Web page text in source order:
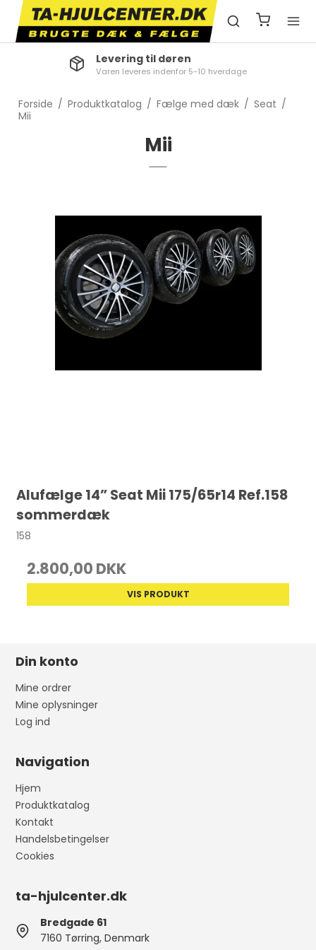
Levering til døren
Varen leveres indenfor 5-10 hverdage
Forside / Produktkatalog / Fælge med dæk / Seat /
Mii
Mii
Alufælge 14” Seat Mii 175/65r14 Ref.158
sommerdæk
158
2.800,00 DKK
VIS PRODUKT
Din konto
Mine ordrer
Mine oplysninger
Log ind
Navigation
Hjem
Produktkatalog
Kontakt
Handelsbetingelser
Cookies
ta-hjulcenter.dk
Bredgade 61
7160 Tørring, Denmark